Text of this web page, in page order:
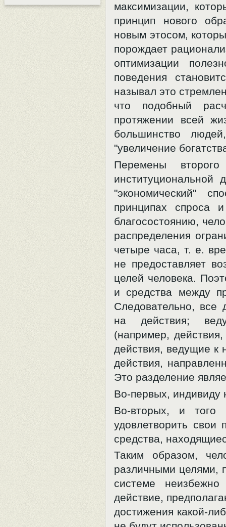
максимизации,
принцип нового
новым этосом,
порождает
оптимизации
поведения
называл это
что подобный
протяжении всей
большинство
"увеличение
Перемены
институциональной
"экономический"
принципах спроса
благосостоянию,
распределения
четыре часа, т. е.
не предоставляет
целей человека.
и средства между
Следовательно, все
на действия;
(например,
действия, ведущие к
действия,
Это разделение
Во-первых, индивиду
Во-вторых, и того
удовлетворить свои
средства,
Таким образом,
различными целями,
системе
действие,
достижения какой-